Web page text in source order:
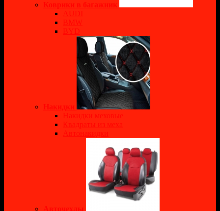
Коврики в багажник
AUDI
BMW
BYD
Накидки
Накидки меховые
Квадраты из меха
Автонакидки
Авточехлы